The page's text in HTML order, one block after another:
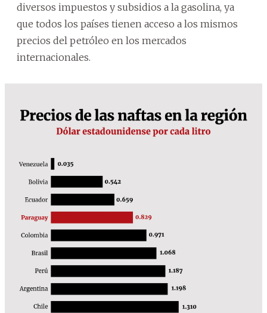
diversos impuestos y subsidios a la gasolina, ya
que todos los países tienen acceso a los mismos
precios del petróleo en los mercados
internacionales.